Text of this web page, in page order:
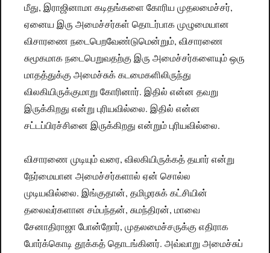
மீது, இராஜினாமா கடிதங்களை கோரிய முதலமைச்சர்,
ஏனைய இரு அமைச்சர்கள் தொடர்பாக முழுமையான
விசாரணை நடைபெறவேண்டுமென்றும், விசாரணை
சுமூகமாக நடைபெறுவதற்கு இரு அமைச்சர்களையும் ஒரு
மாதத்துக்கு அமைச்சுக் கடமைகளிலிருந்து
விலகியிருக்குமாறு கோரினார். இதில் என்ன தவறு
இருக்கிறது என்று புரியவில்லை. இதில் என்ன
சட்டப்பிரச்சினை இருக்கிறது என்றும் புரியவில்லை.
விசாரணை முடியும் வரை, விலகியிருக்கத் தயார் என்று
நேர்மையான அமைச்சர்களால் ஏன் சொல்ல
முடியவில்லை. இங்குதான், தமிழரசுக் கட்சியின்
தலைவர்களான சம்பந்தன், சுமந்திரன், மாவை
சேனாதிராஜா போன்றோர், முதலமைச்சருக்கு எதிராக
போர்க்கொடி தூக்கத் தொடங்கினர். அவ்வாறு அமைச்சுப்